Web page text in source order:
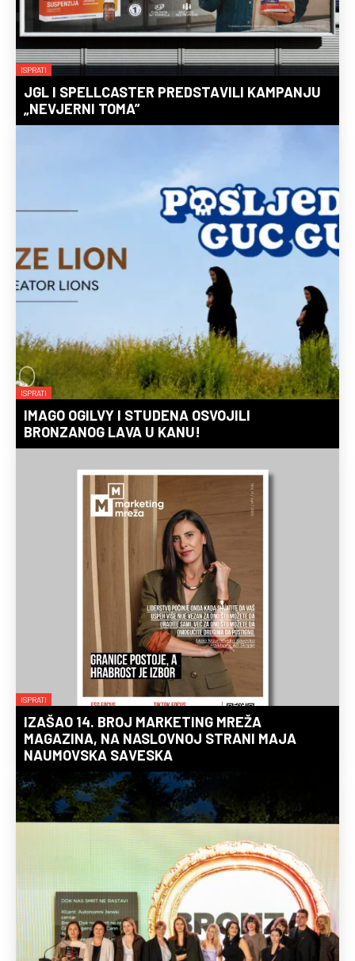
ISPRATI
JGL I SPELLCASTER PREDSTAVILI KAMPANJU
„NEVJERNI TOMA”
ISPRATI
IMAGO OGILVY I STUDENA OSVOJILI
BRONZANOG LAVA U KANU!
ISPRATI
IZAŠAO 14. BROJ MARKETING MREŽA
MAGAZINA, NA NASLOVNOJ STRANI MAJA
NAUMOVSKA SAVESKA